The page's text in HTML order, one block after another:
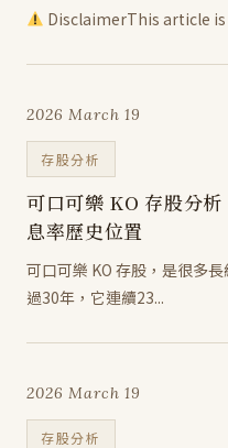
DisclaimerThis article
2026 March 19
存股分析
可口可樂 KO 存股分
息率歷史位置
可口可樂 KO 存股，是很多
過30年，它連續23...
2026 March 19
存股分析